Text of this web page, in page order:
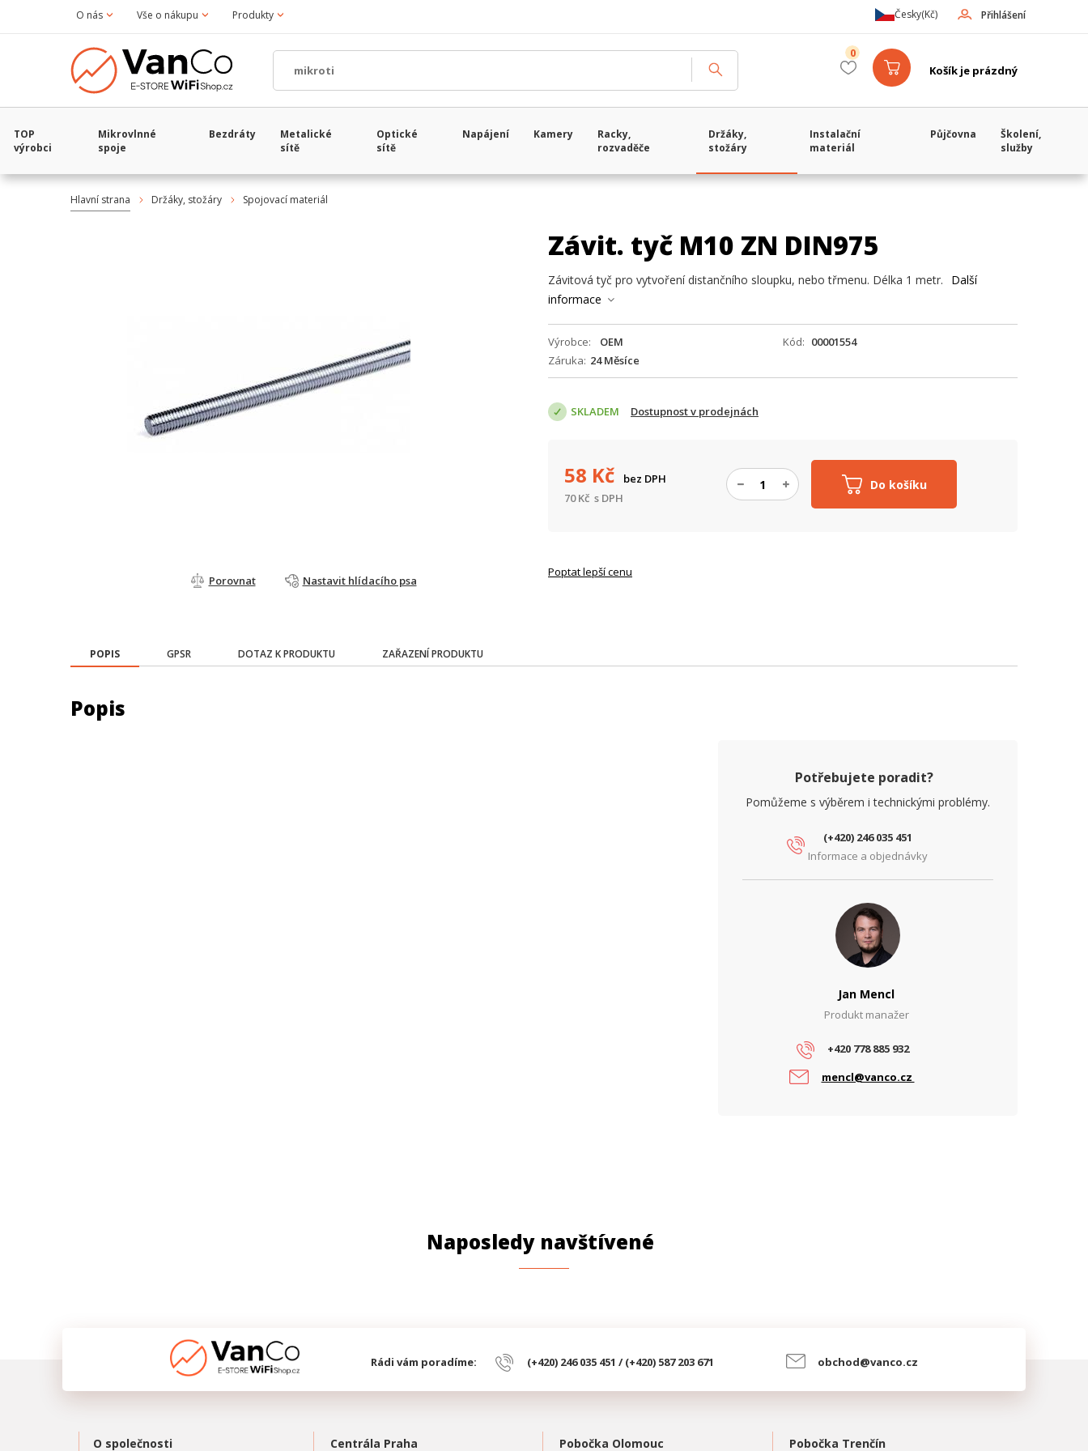
O nás Vše o nákupu Produkty Přihlášení
Česky(Kč)
Košík je prázdný
0
TOP
výrobci
Mikrovlnné
spoje
Bezdráty
Metalické
sítě
Optické
sítě
Napájení Kamery
Racky,
rozvaděče
Držáky,
stožáry
Instalační
materiál
Půjčovna
Školení,
služby
Hlavní strana Držáky, stožáry Spojovací materiál
Porovnat Nastavit hlídacího psa
Závit. tyč M10 ZN DIN975
Závitová tyč pro vytvoření distančního sloupku, nebo třmenu. Délka 1 metr.
Další
informace
Výrobce OEM Kód
00001554
Záruka 24 Měsíce
SKLADEM Dostupnost v prodejnách
Do košíku
58 Kč
bez DPH
70Kč s DPH
Poptat lepší cenu
POPIS GPSR DOTAZ K PRODUKTU ZAŘAZENÍ PRODUKTU
Popis
Potřebujete poradit?
Pomůžeme s výběrem i technickými problémy.
(+420) 246 035 451
Informace a objednávky
Jan Mencl
Produkt manažer
+420 778 885 932
mencl@vanco.cz
Naposledy navštívené
Rádi vám poradíme: (+420) 246 035 451 / (+420) 587 203 671 obchod@vanco.cz
O společnosti Centrála Praha Pobočka Olomouc Pobočka Trenčín